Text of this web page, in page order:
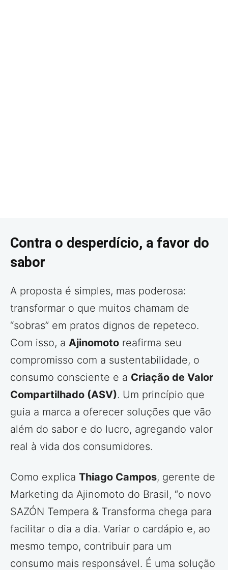
Contra o desperdício, a favor do
sabor
A proposta é simples, mas poderosa:
transformar o que muitos chamam de
“sobras” em pratos dignos de repeteco.
Com isso, a Ajinomoto reafirma seu
compromisso com a sustentabilidade, o
consumo consciente e a Criação de Valor
Compartilhado (ASV). Um princípio que
guia a marca a oferecer soluções que vão
além do sabor e do lucro, agregando valor
real à vida dos consumidores.
Como explica Thiago Campos, gerente de
Marketing da Ajinomoto do Brasil, “o novo
SAZÓN Tempera & Transforma chega para
facilitar o dia a dia. Variar o cardápio e, ao
mesmo tempo, contribuir para um
consumo mais responsável. É uma solução